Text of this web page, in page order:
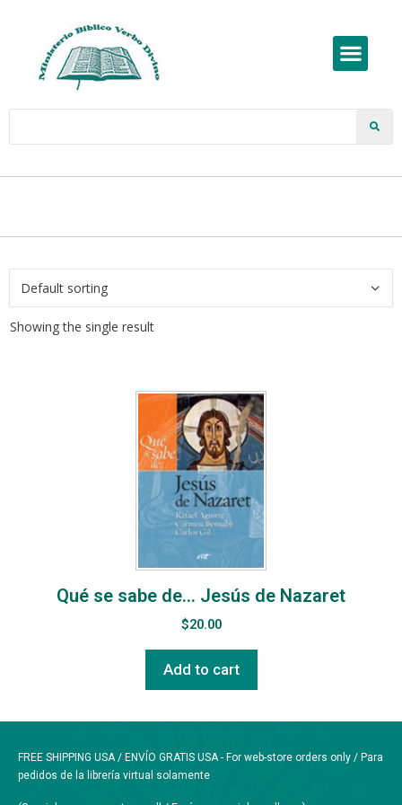
Showing the single result
Qué se sabe de… Jesús de Nazaret
$20.00
Add to cart
FREE SHIPPING USA / ENVÍO GRATIS USA - For web-store orders only / Para
pedidos de la librería virtual solamente